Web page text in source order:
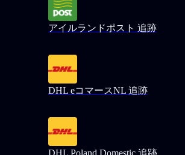
アイルランドポスト 追跡
DHL eコマースNL 追跡
DHL Poland Domestic 追跡